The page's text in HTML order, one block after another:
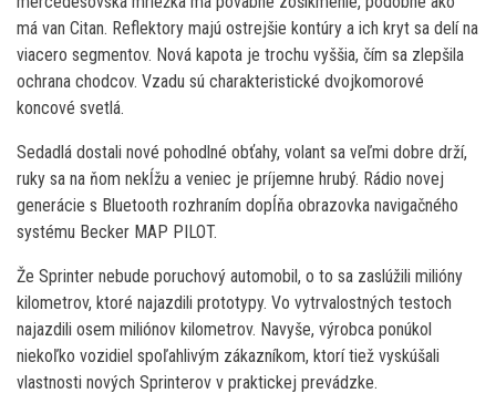
má van Citan. Reflektory majú ostrejšie kontúry a ich kryt sa delí na
viacero segmentov. Nová kapota je trochu vyššia, čím sa zlepšila
ochrana chodcov. Vzadu sú charakteristické dvojkomorové
koncové svetlá.
Sedadlá dostali nové pohodlné obťahy, volant sa veľmi dobre drží,
ruky sa na ňom nekĺžu a veniec je príjemne hrubý. Rádio novej
generácie s Bluetooth rozhraním dopĺňa obrazovka navigačného
systému Becker MAP PILOT.
Že Sprinter nebude poruchový automobil, o to sa zaslúžili milióny
kilometrov, ktoré najazdili prototypy. Vo vytrvalostných testoch
najazdili osem miliónov kilometrov. Navyše, výrobca ponúkol
niekoľko vozidiel spoľahlivým zákazníkom, ktorí tiež vyskúšali
vlastnosti nových Sprinterov v praktickej prevádzke.